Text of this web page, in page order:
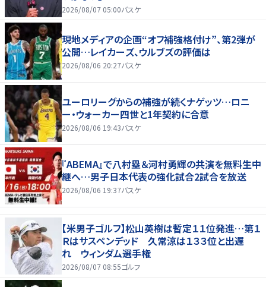
2026/08/07 05:00バスケ
現地メディアの企画“オフ補強格付け”、第2弾が
公開…レイカーズ、ウルブズの評価は
2026/08/06 20:27バスケ
ユーロリーグからの補強が続くナゲッツ…ロニ
ー・ウォーカー四世と1年契約に合意
2026/08/06 19:43バスケ
『ABEMA』で八村塁＆河村勇輝の共演を無料生中
継へ…男子日本代表の強化試合2試合を放送
2026/08/06 19:37バスケ
【米男子ゴルフ】松山英樹は暫定１１位発進…第１
Ｒはサスペンデッド 久常涼は１３３位と出遅
れ ウィンダム選手権
2026/08/07 08:55ゴルフ